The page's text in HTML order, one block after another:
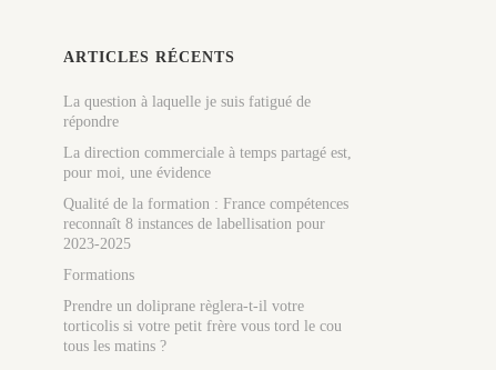
ARTICLES RÉCENTS
La question à laquelle je suis fatigué de
répondre
La direction commerciale à temps partagé est,
pour moi, une évidence
Qualité de la formation : France compétences
reconnaît 8 instances de labellisation pour
2023-2025
Formations
Prendre un doliprane règlera-t-il votre
torticolis si votre petit frère vous tord le cou
tous les matins ?